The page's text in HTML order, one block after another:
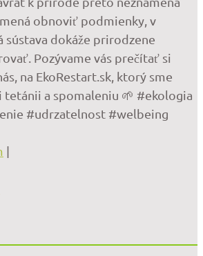
obnoviť podmienky, v
sústava dokáže prirodzene
Pozývame vás prečítať si
na EkoRestart.sk, ktorý sme
a spomaleniu 🌱 #ekologia
#udrzatelnost #welbeing
|